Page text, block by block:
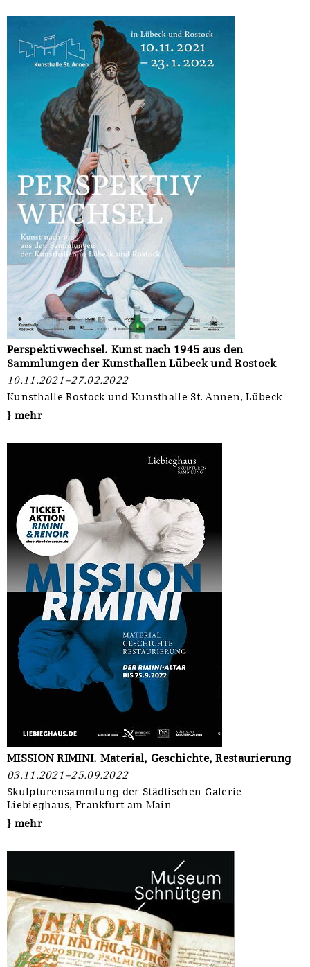
Perspektivwechsel. Kunst nach 1945 aus den
Sammlungen der Kunsthallen Lübeck und Rostock
10.11.2021–27.02.2022
Kunsthalle Rostock und Kunsthalle St. Annen, Lübeck
} mehr
MISSION RIMINI. Material, Geschichte, Restaurierung
03.11.2021–25.09.2022
Skulpturensammlung der Städtischen Galerie
Liebieghaus, Frankfurt am Main
} mehr